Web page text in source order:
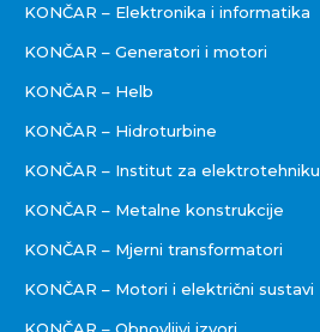
KONČAR – Elektronika i informatika
KONČAR – Generatori i motori
KONČAR – Helb
KONČAR – Hidroturbine
KONČAR – Institut za elektrotehniku
KONČAR – Metalne konstrukcije
KONČAR – Mjerni transformatori
KONČAR – Motori i električni sustavi
KONČAR – Obnovljivi izvori